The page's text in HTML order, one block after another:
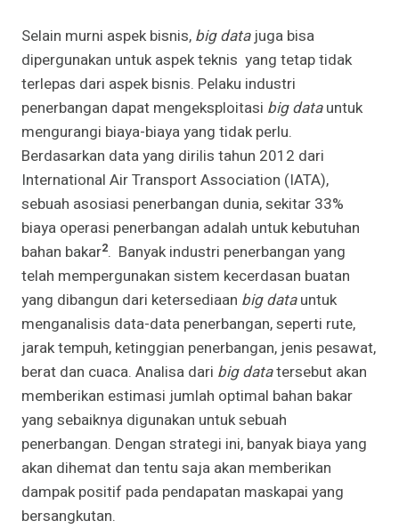
Selain murni aspek bisnis, big datajuga bisa
dipergunakan untuk aspek teknis yang tetap tidak
terlepas dari aspek bisnis. Pelaku industri
penerbangan dapat mengeksploitasi big datauntuk
mengurangi biaya-biaya yang tidak perlu.
Berdasarkan data yang dirilis tahun 2012 dari
International Air Transport Association (IATA),
sebuah asosiasi penerbangan dunia, sekitar 33%
biaya operasi penerbangan adalah untuk kebutuhan
bahan bakar2. Banyak industri penerbangan yang
telah mempergunakan sistem kecerdasan buatan
yang dibangun dari ketersediaan big datauntuk
menganalisis data-data penerbangan, seperti rute,
jarak tempuh, ketinggian penerbangan, jenis pesawat,
berat dan cuaca. Analisa dari big datatersebut akan
memberikan estimasi jumlah optimal bahan bakar
yang sebaiknya digunakan untuk sebuah
penerbangan. Dengan strategi ini, banyak biaya yang
akan dihemat dan tentu saja akan memberikan
dampak positif pada pendapatan maskapai yang
bersangkutan.